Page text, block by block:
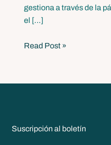
gestiona a través de la
el […]
Read Post »
Suscripción al boletín